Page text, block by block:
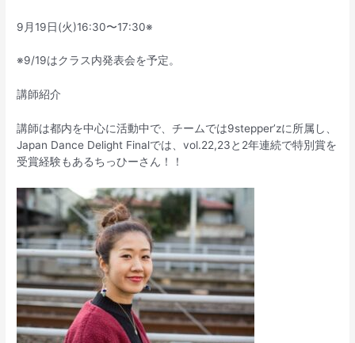
9月19日(火)16:30〜17:30※
※9/19はクラス内発表会を予定。
講師紹介
講師は都内を中心に活動中で、チームでは9stepper’zに所属し、
Japan Dance Delight Finalでは、vol.22,23と2年連続で特別賞を
受賞経験もあるちっひーさん！！